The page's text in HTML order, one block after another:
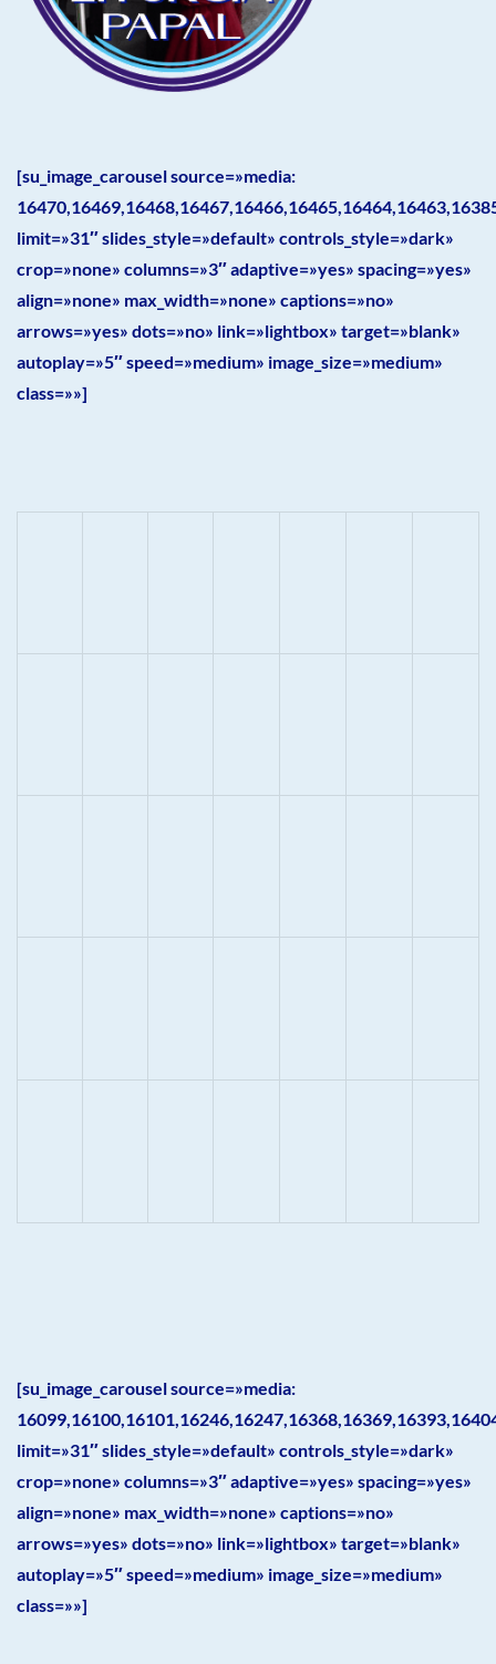
[su_image_carousel source=»media:
limit=»31″ slides_style=»default» controls_style=»dark»
crop=»none» columns=»3″ adaptive=»yes» spacing=»yes»
align=»none» max_width=»none» captions=»no»
arrows=»yes» dots=»no» link=»lightbox» target=»blank»
autoplay=»5″ speed=»medium» image_size=»medium»
class=»»]
[su_image_carousel source=»media:
limit=»31″ slides_style=»default» controls_style=»dark»
crop=»none» columns=»3″ adaptive=»yes» spacing=»yes»
align=»none» max_width=»none» captions=»no»
arrows=»yes» dots=»no» link=»lightbox» target=»blank»
autoplay=»5″ speed=»medium» image_size=»medium»
class=»»]